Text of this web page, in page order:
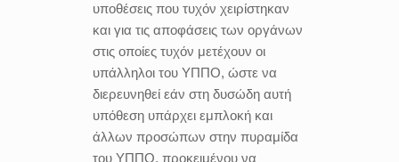
υποθέσεις που τυχόν χειρίστηκαν
και για τις αποφάσεις των οργάνων
στις οποίες τυχόν μετέχουν οι
υπάλληλοι του ΥΠΠΟ, ώστε να
διερευνηθεί εάν στη δυσώδη αυτή
υπόθεση υπάρχει εμπλοκή και
άλλων προσώπων στην πυραμίδα
του ΥΠΠΟ, προκειμένου να